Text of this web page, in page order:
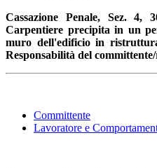
Cassazione Penale, Sez. 4,
Carpentiere precipita in un
muro dell'edificio in
Responsabilità del
Committente
Lavoratore e